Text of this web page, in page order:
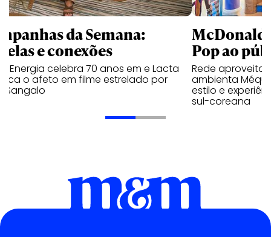
da Semana:
e conexões
Energia celebra 70 anos em e Lacta
o afeto em filme estrelado por
Sangalo
Pop ao
Rede aproveita
ambienta Méqui
estilo e
sul-coreana